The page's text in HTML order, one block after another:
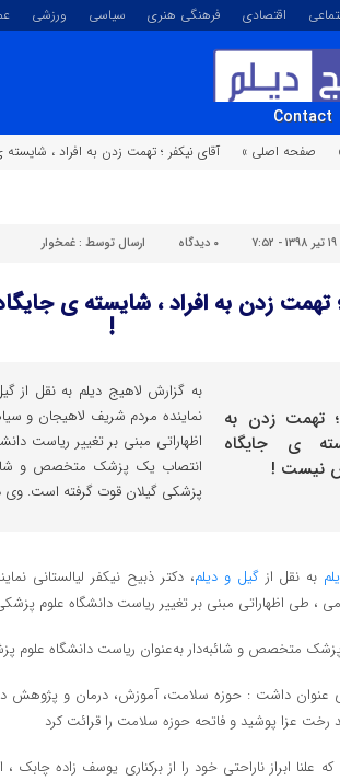
اقتصادی فرهنگی هنری سیاسی ورزشی
Contact
صفحه اصلی » آقای نیکفر ؛ تهمت زدن به افراد ،
۱۹ تیر ۱۳۹۸ - ۷:۵۲ ۰ دیدگاه ارسال توسط : غمخوار
تهمت زدن به افراد ، شایسته ی
!
به گزارش لاهیج دیلم به نقل از
نماینده مردم شریف لاهیجان و
اظهاراتی مبنی بر تغییر ریاست
انتصاب یک پزشک متخصص و
پزشکی گیلان قوت گرفته است. وی
به نقل ازگیل و دیلم، دکتر ذبیح نیکفر لیالستانی
، طی اظهاراتی مبنی بر تغییر ریاست دانشگاه علوم
متخصص و شائبه‌دار به‌عنوان ریاست دانشگاه علوم
داشت : حوزه سلامت، آموزش، درمان و پژوهش
رخت عزا پوشید و فاتحه حوزه سلامت را قرائت کرد
علنا ابراز ناراحتی خود را از برکناری یوسف زاده